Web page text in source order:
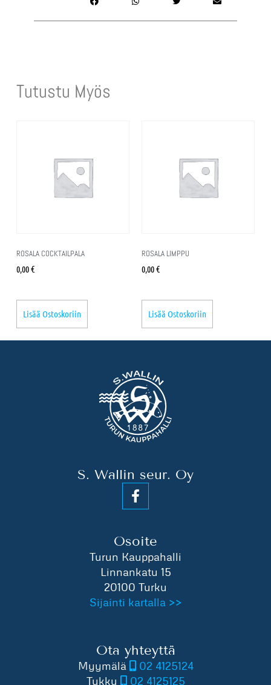
Tutustu Myös
ROSALA COCKTAILPALA
0,00€
Lisää Ostoskoriin
ROSALA LIMPPU
0,00€
Lisää Ostoskoriin
S. Wallin seur. Oy
Osoite
Turun Kauppahalli
Linnankatu 15
20100 Turku
Sijainti kartalla >>
Ota yhteyttä
Myymälä
02 4125124
Tukku
02 4125125